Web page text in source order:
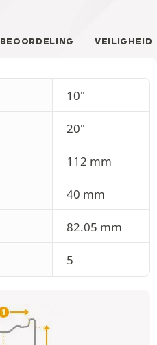
BEOORDELING VEILIGHEID
10"
20"
112 mm
40 mm
82.05 mm
5